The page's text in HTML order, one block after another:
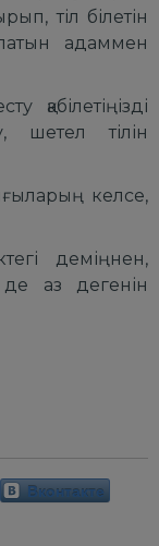
тіл білетін
адаммен
шетел тілін
келсе,
деміңнен,
аз дегенін
Вконтакте